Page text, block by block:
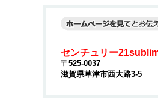
センチュリー
〒525-0037
滋賀県草津市西大路3-5